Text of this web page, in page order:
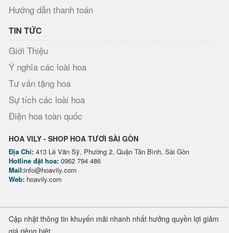
Hướng dẫn thanh toán
TIN TỨC
Giới Thiệu
Ý nghĩa các loài hoa
Tư vấn tặng hoa
Sự tích các loài hoa
Điện hoa toàn quốc
HOA VILY - SHOP HOA TƯƠI SÀI GÒN
Địa Chỉ: 413 Lê Văn Sỹ, Phường 2, Quận Tân Bình, Sài Gòn
Hotline đặt hoa: 0962 794 486
Mail:info@hoavily.com
Web: hoavily.com
Cập nhật thông tin khuyến mãi nhanh nhất hưởng quyền lợi giảm
giá riêng biệt